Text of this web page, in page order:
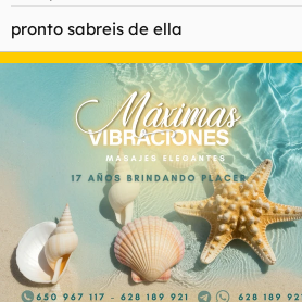
pronto sabreis de ella